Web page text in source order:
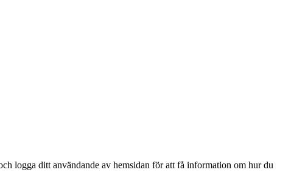
logga ditt användande av hemsidan för att få information om hur du